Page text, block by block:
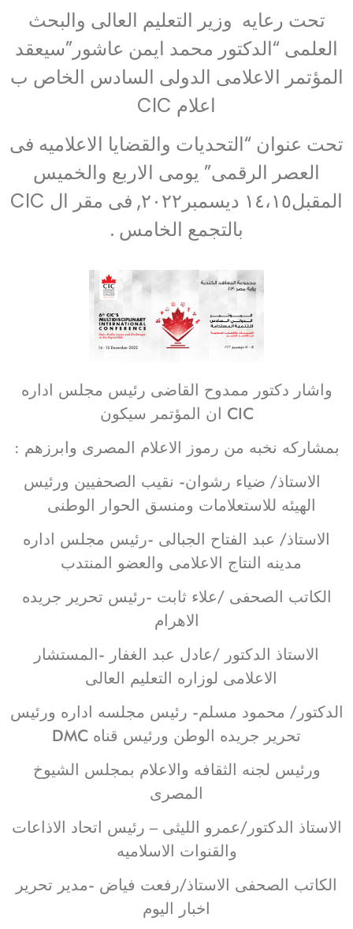
تحت رعايه وزير التعليم العالى والبحث
العلمى “الدكتور محمد ايمن عاشور”سيعقد
المؤتمر الاعلامى الدولى السادس الخاص ب
اعلام CIC
تحت عنوان “التحديات والقضايا الاعلاميه فى
العصر الرقمى” يومى الاربع والخميس
المقبل١٤،١٥ ديسمبر٢٠٢٢, فى مقر ال CIC
بالتجمع الخامس .
واشار دكتور ممدوح القاضى رئيس مجلس اداره
CIC ان المؤتمر سيكون
بمشاركه نخبه من رموز الاعلام المصرى وابرزهم :
الاستاذ/ ضياء رشوان- نقيب الصحفيين ورئيس
الهيئه للاستعلامات ومنسق الحوار الوطنى
الاستاذ/ عبد الفتاح الجبالى -رئيس مجلس اداره
مدينه النتاج الاعلامى والعضو المنتدب
الكاتب الصحفى /علاء ثابت -رئيس تحرير جريده
الاهرام
الاستاذ الدكتور /عادل عبد الغفار -المستشار
الاعلامى لوزاره التعليم العالى
الدكتور/ محمود مسلم- رئيس مجلسه اداره ورئيس
تحرير جريده الوطن ورئيس قناه DMC
ورئيس لجنه الثقافه والاعلام بمجلس الشيوخ
المصرى
الاستاذ الدكتور/عمرو الليثى – رئيس اتحاد الاذاعات
والقنوات الاسلاميه
الكاتب الصحفى الاستاذ/رفعت فياض -مدير تحرير
اخبار اليوم